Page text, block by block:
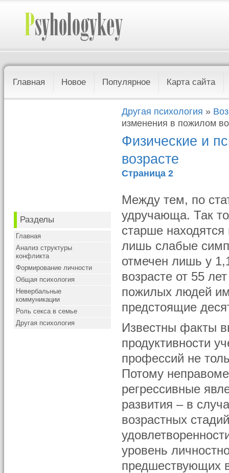
Главная Новое Популярное Карта сайта
Разделы
Главная
Анализ структуры
конфликта
Формирование личности
Общая психология
Невербальные
коммуникации
Роль секса в семье
Другая психология
Другая психология »
изменения в пожилом
Физические и
возрасте
Страница 2
Между тем, по
удручающа. Так
старше
лишь слабые
отмечен лишь у
возрасте от 55
пожилых людей
предстоящие
Известны факты
продуктивности
профессий не
Потому
регрессивные
развития – в
возрастных
уровень
предшествующих